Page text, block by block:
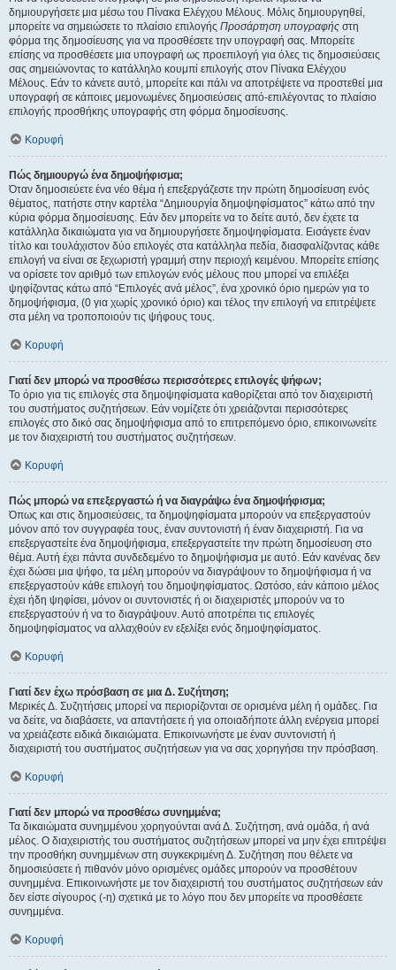
δημιουργήσετε μια μέσω του Πίνακα Ελέγχου Μέλους. Μόλις δημιουργηθεί,
μπορείτε να σημειώσετε το πλαίσιο επιλογής Προσάρτηση υπογραφής στη
φόρμα της δημοσίευσης για να προσθέσετε την υπογραφή σας. Μπορείτε
επίσης να προσθέσετε μια υπογραφή ως προεπιλογή για όλες τις δημοσιεύσεις
σας σημειώνοντας το κατάλληλο κουμπί επιλογής στον Πίνακα Ελέγχου
Μέλους. Εάν το κάνετε αυτό, μπορείτε και πάλι να αποτρέψετε να προστεθεί μια
υπογραφή σε κάποιες μεμονωμένες δημοσιεύσεις από-επιλέγοντας το πλαίσιο
επιλογής προσθήκης υπογραφής στη φόρμα δημοσίευσης.
Κορυφή
Πώς δημιουργώ ένα δημοψήφισμα;
Όταν δημοσιεύετε ένα νέο θέμα ή επεξεργάζεστε την πρώτη δημοσίευση ενός
θέματος, πατήστε στην καρτέλα “Δημιουργία δημοψηφίσματος” κάτω από την
κύρια φόρμα δημοσίευσης. Εάν δεν μπορείτε να το δείτε αυτό, δεν έχετε τα
κατάλληλα δικαιώματα για να δημιουργήσετε δημοψηφίσματα. Εισάγετε έναν
τίτλο και τουλάχιστον δύο επιλογές στα κατάλληλα πεδία, διασφαλίζοντας κάθε
επιλογή να είναι σε ξεχωριστή γραμμή στην περιοχή κειμένου. Μπορείτε επίσης
να ορίσετε τον αριθμό των επιλογών ενός μέλους που μπορεί να επιλέξει
ψηφίζοντας κάτω από “Επιλογές ανά μέλος”, ένα χρονικό όριο ημερών για το
δημοψήφισμα, (0 για χωρίς χρονικό όριο) και τέλος την επιλογή να επιτρέψετε
στα μέλη να τροποποιούν τις ψήφους τους.
Κορυφή
Γιατί δεν μπορώ να προσθέσω περισσότερες επιλογές ψήφων;
Το όριο για τις επιλογές στα δημοψηφίσματα καθορίζεται από τον διαχειριστή
του συστήματος συζητήσεων. Εάν νομίζετε ότι χρειάζονται περισσότερες
επιλογές στο δικό σας δημοψήφισμα από το επιτρεπόμενο όριο, επικοινωνείτε
με τον διαχειριστή του συστήματος συζητήσεων.
Κορυφή
Πώς μπορώ να επεξεργαστώ ή να διαγράψω ένα δημοψήφισμα;
Όπως και στις δημοσιεύσεις, τα δημοψηφίσματα μπορούν να επεξεργαστούν
μόνον από τον συγγραφέα τους, έναν συντονιστή ή έναν διαχειριστή. Για να
επεξεργαστείτε ένα δημοψήφισμα, επεξεργαστείτε την πρώτη δημοσίευση στο
θέμα. Αυτή έχει πάντα συνδεδεμένο το δημοψήφισμα με αυτό. Εάν κανένας δεν
έχει δώσει μια ψήφο, τα μέλη μπορούν να διαγράψουν το δημοψήφισμα ή να
επεξεργαστούν κάθε επιλογή του δημοψηφίσματος. Ωστόσο, εάν κάποιο μέλος
έχει ήδη ψηφίσει, μόνον οι συντονιστές ή οι διαχειριστές μπορούν να το
επεξεργαστούν ή να το διαγράψουν. Αυτό αποτρέπει τις επιλογές
δημοψηφίσματος να αλλαχθούν εν εξελίξει ενός δημοψηφίσματος.
Κορυφή
Γιατί δεν έχω πρόσβαση σε μια Δ. Συζήτηση;
Μερικές Δ. Συζητήσεις μπορεί να περιορίζονται σε ορισμένα μέλη ή ομάδες. Για
να δείτε, να διαβάσετε, να απαντήσετε ή για οποιαδήποτε άλλη ενέργεια μπορεί
να χρειάζεστε ειδικά δικαιώματα. Επικοινωνήστε με έναν συντονιστή ή
διαχειριστή του συστήματος συζητήσεων για να σας χορηγήσει την πρόσβαση.
Κορυφή
Γιατί δεν μπορώ να προσθέσω συνημμένα;
Τα δικαιώματα συνημμένου χορηγούνται ανά Δ. Συζήτηση, ανά ομάδα, ή ανά
μέλος. Ο διαχειριστής του συστήματος συζητήσεων μπορεί να μην έχει επιτρέψει
την προσθήκη συνημμένων στη συγκεκριμένη Δ. Συζήτηση που θέλετε να
δημοσιεύσετε ή πιθανόν μόνο ορισμένες ομάδες μπορούν να προσθέτουν
συνημμένα. Επικοινωνήστε με τον διαχειριστή του συστήματος συζητήσεων εάν
δεν είστε σίγουρος (-η) σχετικά με το λόγο που δεν μπορείτε να προσθέσετε
συνημμένα.
Κορυφή